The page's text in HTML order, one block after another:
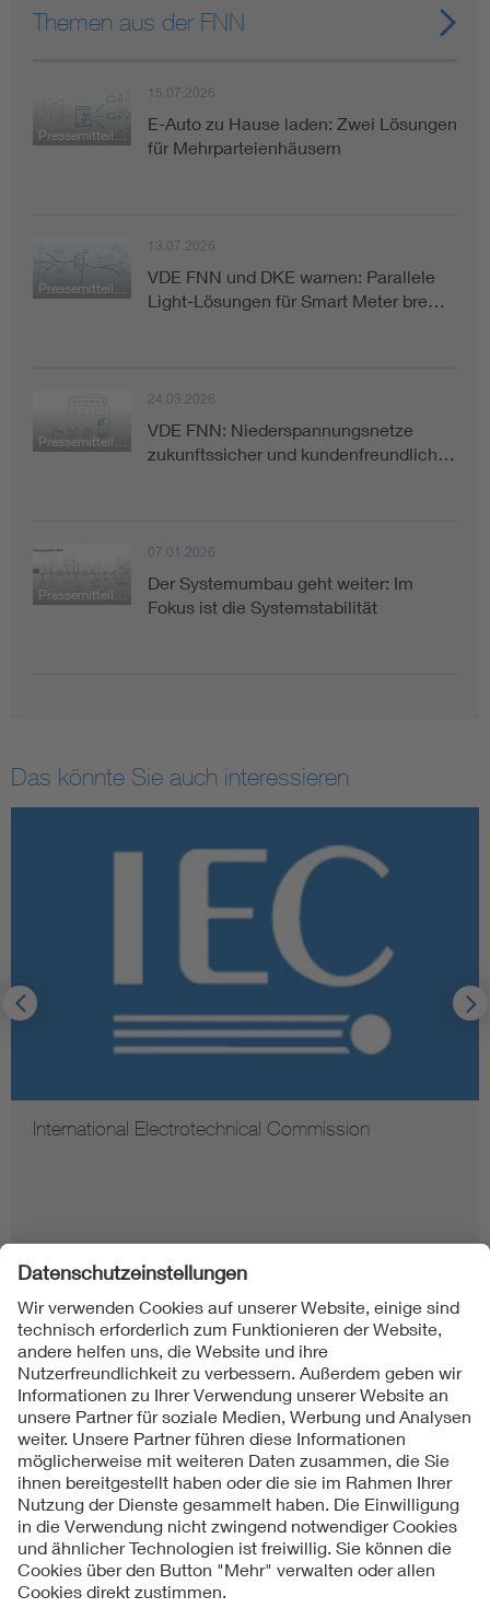
Themen aus der FNN
Pressemitteilung
15.07.2026
E-Auto zu Hause laden: Zwei Lösungen
für Mehrparteienhäusern
13.07.2026
VDE FNN und DKE warnen: Parallele
Light-Lösungen für Smart Meter bre…
24.03.2026
VDE FNN: Niederspannungsnetze
zukunftssicher und kundenfreundlich…
07.01.2026
Der Systemumbau geht weiter: Im
Fokus ist die Systemstabilität
Das könnte Sie auch interessieren
International Electrotechnical Commission
Folgen Sie uns
Kontakte
Service